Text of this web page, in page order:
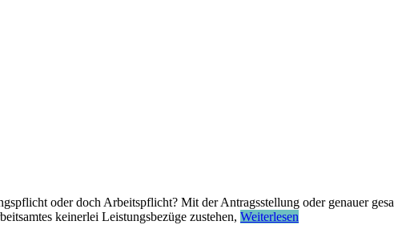
oder doch Arbeitspflicht? Mit der Antragsstellung oder genauer
keinerlei Leistungsbezüge zustehen, Weiterlesen